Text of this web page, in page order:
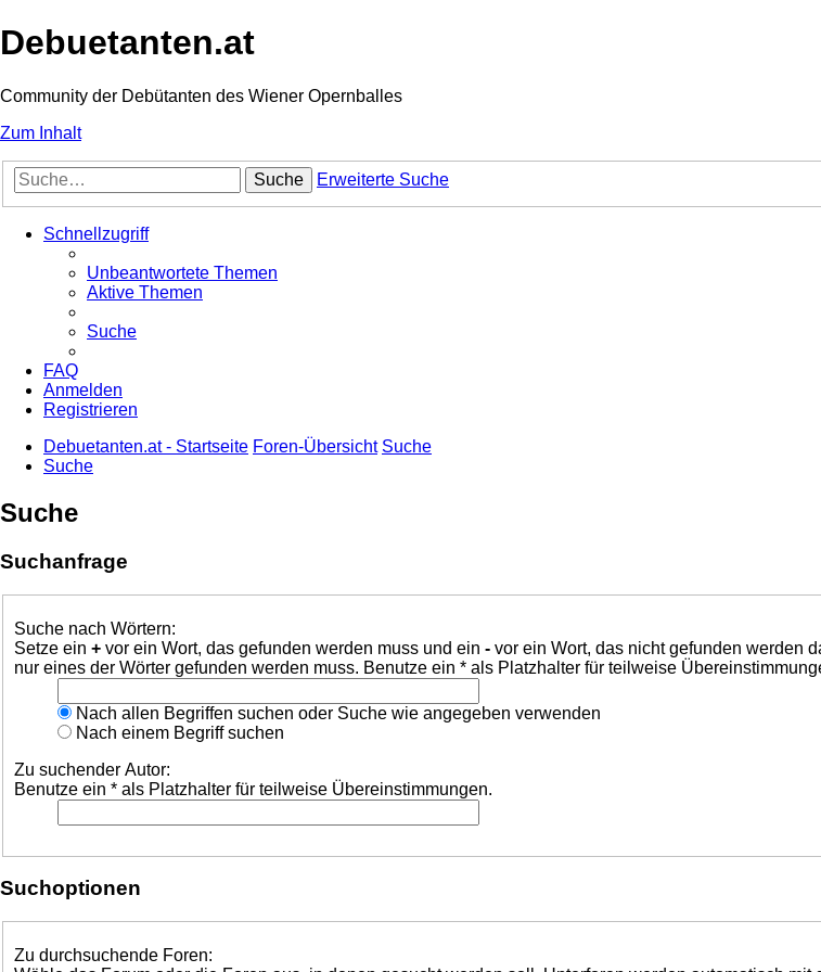
Debuetanten.at
Community der Debütanten des Wiener Opernballes
Zum Inhalt
Suche Erweiterte Suche
Schnellzugriff
Unbeantwortete Themen
Aktive Themen
Suche
FAQ
Anmelden
Registrieren
Debuetanten.at - Startseite Foren-Übersicht Suche
Suche
Suche
Suchanfrage
Suche nach Wörtern:
Setze ein + vor ein Wort, das gefunden werden muss und ein - vor ein Wort, das nicht gefunden werden
nur eines der Wörter gefunden werden muss. Benutze ein * als Platzhalter für teilweise
Nach allen Begriffen suchen oder Suche wie angegeben verwenden
Nach einem Begriff suchen
Zu suchender Autor:
Benutze ein * als Platzhalter für teilweise Übereinstimmungen.
Suchoptionen
Zu durchsuchende Foren: